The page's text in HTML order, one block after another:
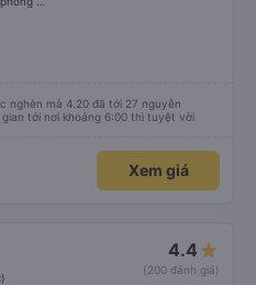
nghèn mà 4.20 đã tới 27 nguyễn
tới nơi khoảng 6:00 thì tuyệt vời
Xem giá
4.4
(200 đánh giá)